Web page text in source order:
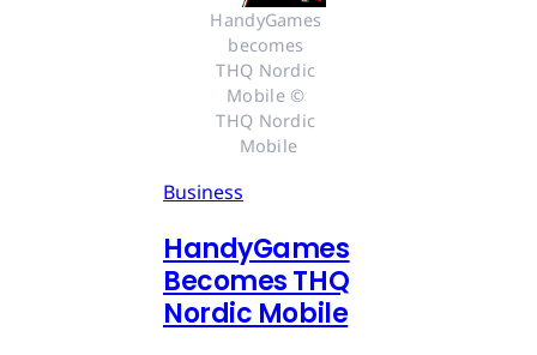
HandyGames
becomes
THQ Nordic
Mobile ©
THQ Nordic
Mobile
Business
HandyGames
Becomes THQ
Nordic Mobile